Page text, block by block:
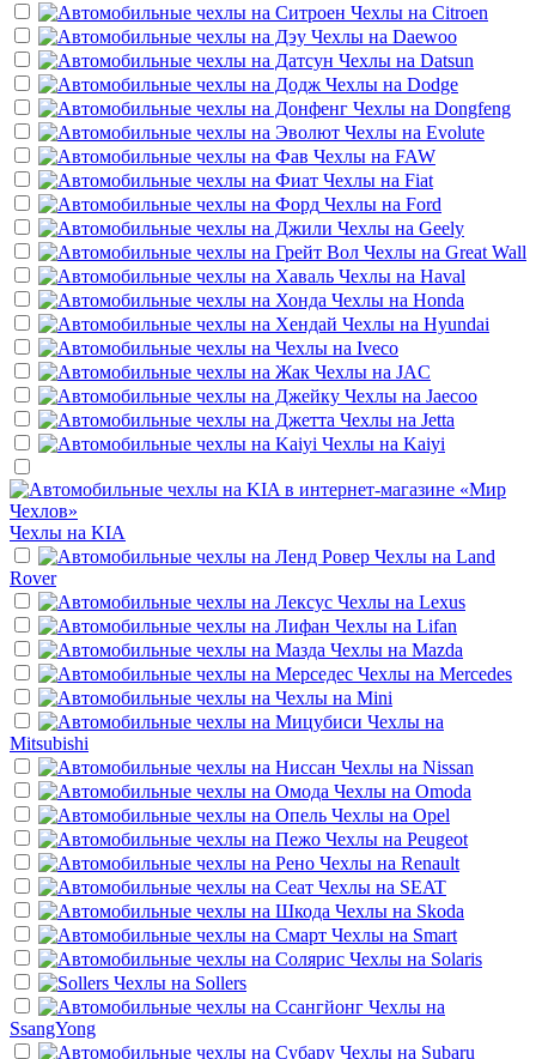
Чехлы на Citroen
Чехлы на Daewoo
Чехлы на Datsun
Чехлы на Dodge
Чехлы на Dongfeng
Чехлы на Evolute
Чехлы на FAW
Чехлы на Fiat
Чехлы на Ford
Чехлы на Geely
Чехлы на Great Wall
Чехлы на Haval
Чехлы на Honda
Чехлы на Hyundai
Чехлы на Iveco
Чехлы на JAC
Чехлы на Jaecoo
Чехлы на Jetta
Чехлы на Kaiyi
Чехлы на KIA
Чехлы на Land
Rover
Чехлы на Lexus
Чехлы на Lifan
Чехлы на Mazda
Чехлы на Mercedes
Чехлы на Mini
Чехлы на
Mitsubishi
Чехлы на Nissan
Чехлы на Omoda
Чехлы на Opel
Чехлы на Peugeot
Чехлы на Renault
Чехлы на SEAT
Чехлы на Skoda
Чехлы на Smart
Чехлы на Solaris
Чехлы на Sollers
Чехлы на
SsangYong
Чехлы на Subaru